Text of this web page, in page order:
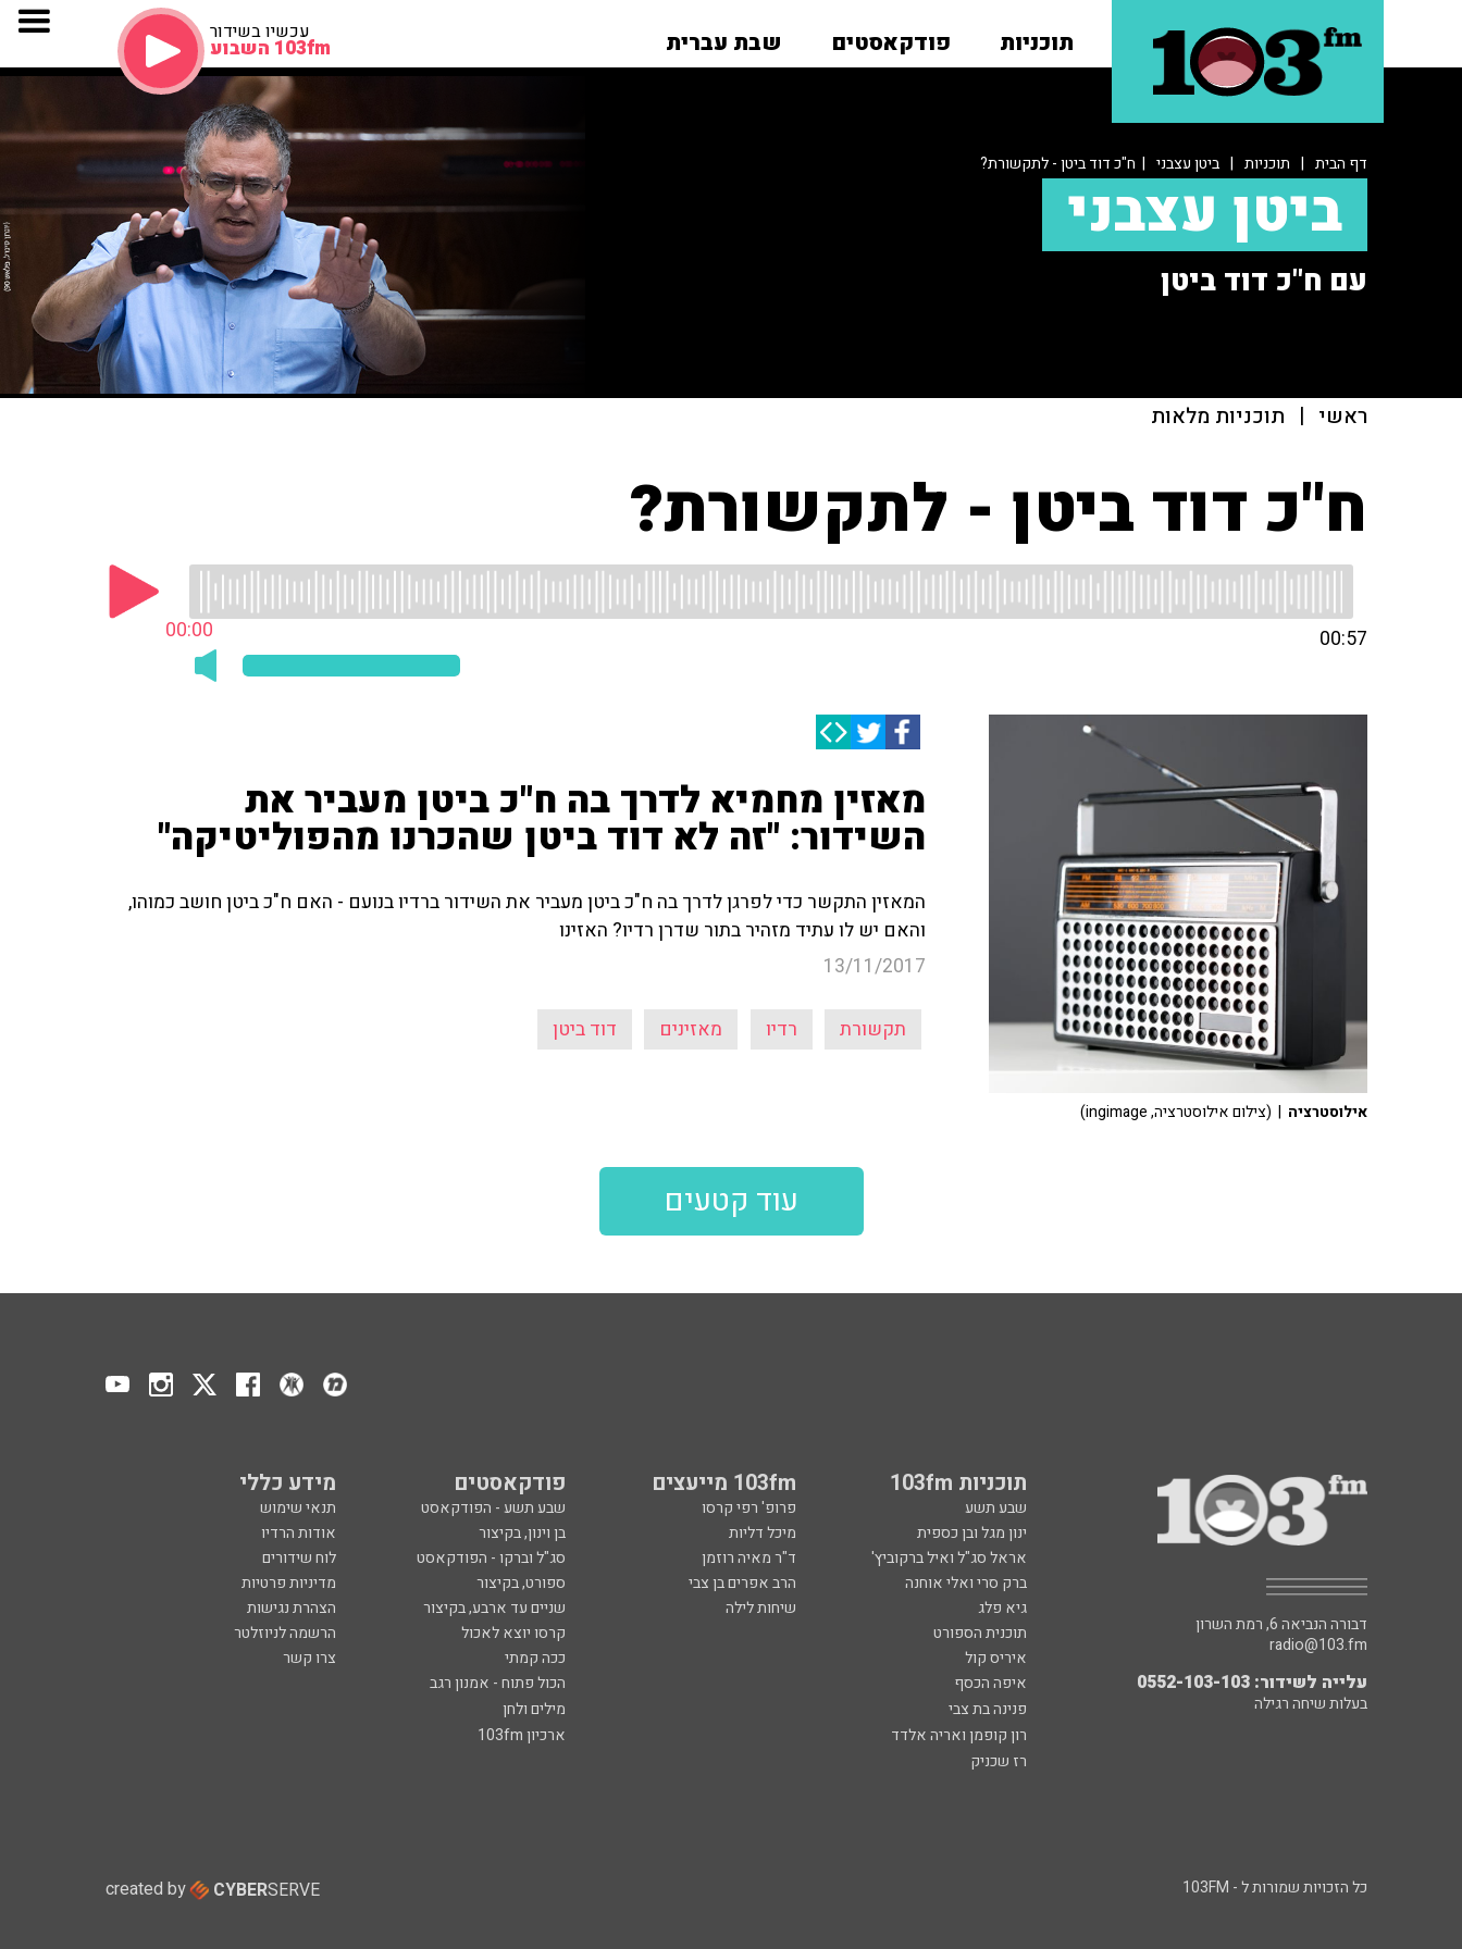
תוכניות פודקאסטים שבת עברית עכשיו בשידור
103fm השבוע
דף הבית | תוכניות | ביטן עצבני | ח"כ דוד ביטן - לתקשורת?
ביטן עצבני
עם ח"כ דוד ביטן
ראשי | תוכניות מלאות
ח"כ דוד ביטן - לתקשורת?
00:00 00:57
מאזין מחמיא לדרך בה ח"כ ביטן מעביר את
השידור: "זה לא דוד ביטן שהכרנו מהפוליטיקה"
המאזין התקשר כדי לפרגן לדרך בה ח"כ ביטן מעביר את השידור ברדיו בנועם - האם ח"כ ביטן חושב כמוהו,
והאם יש לו עתיד מזהיר בתור שדרן רדיו? האזינו
13/11/2017
תקשורת רדיו מאזינים דוד ביטן
אילוסטרציה | (צילום אילוסטרציה, ingimage)
עוד קטעים
תוכניות 103fm 103fm מייעצים פודקאסטים מידע כללי
שבע תשע פרופ' רפי קרסו שבע תשע - הפודקאסט
תנאי שימוש
ינון מגל ובן כספית
מיכל דליות בן וינון, בקיצור
אודות הרדיו
אראל סג"ל ואיל ברקוביץ'
ד"ר מאיה רוזמן סג"ל וברקו - הפודקאסט
לוח שידורים
ברק סרי ואלי אוחנה
הרב אפרים בן צבי ספורט, בקיצור
מדיניות פרטיות
גיא פלג
שיחות לילה שניים עד ארבע, בקיצור
הצהרת נגישות
תוכנית הספורט
קרסו יוצא לאכול
הרשמה לניוזלטר
איריס קול
ככה קמתי
צרו קשר
איפה הכסף
הכול פתוח - אמנון רגב
פנינה בת צבי
מילים ולחן
רון קופמן ואריה אלדד
ארכיון 103fm
רז שכניק
דבורה הנביאה 6, רמת השרון
radio@103.fm
עלייה לשידור: 0552-103-103
בעלות שיחה רגילה
כל הזכויות שמורות ל - 103FM created by CYBERSERVE